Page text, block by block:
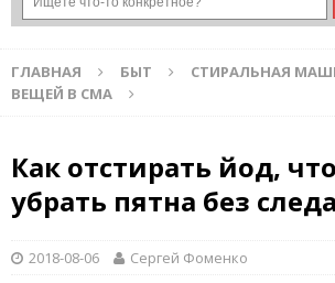
ГЛАВНАЯ БЫТ СТИРАЛЬНАЯ
ВЕЩЕЙ В СМА
Как отстирать йод,
убрать пятна без следа
2018-08-06 Сергей Фоменко